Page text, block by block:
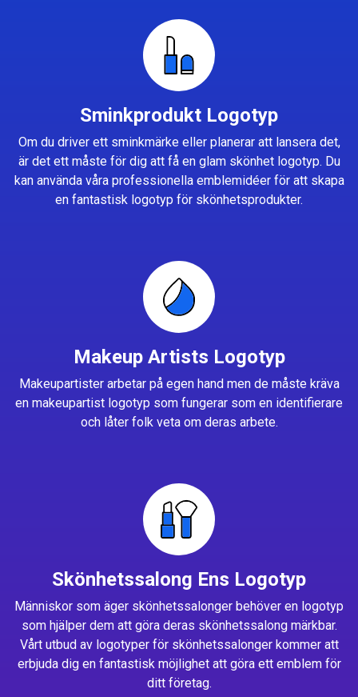
Sminkprodukt Logotyp
Om du driver ett sminkmärke eller planerar att lansera det,
är det ett måste för dig att få en glam skönhet logotyp. Du
kan använda våra professionella emblemidéer för att skapa
en fantastisk logotyp för skönhetsprodukter.
Makeup Artists Logotyp
Makeupartister arbetar på egen hand men de måste kräva
en makeupartist logotyp som fungerar som en identifierare
och låter folk veta om deras arbete.
Skönhetssalong Ens Logotyp
Människor som äger skönhetssalonger behöver en logotyp
som hjälper dem att göra deras skönhetssalong märkbar.
Vårt utbud av logotyper för skönhetssalonger kommer att
erbjuda dig en fantastisk möjlighet att göra ett emblem för
ditt företag.